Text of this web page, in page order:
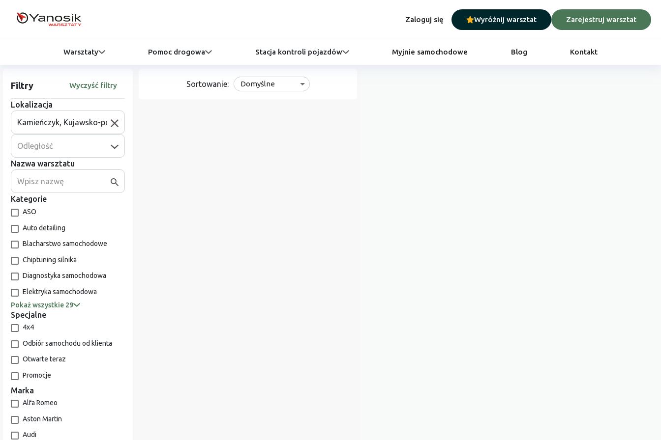
Zaloguj się Wyróżnij warsztat Zarejestruj warsztat
Warsztaty Pomoc drogowa Stacja kontroli pojazdów Myjnie samochodowe Blog Kontakt
Filtry Wyczyść filtry
Lokalizacja
Odległość
Nazwa warsztatu
Kategorie
ASO
Auto detailing
Blacharstwo samochodowe
Chiptuning silnika
Diagnostyka samochodowa
Elektryka samochodowa
Pokaż wszystkie 29
Specjalne
4x4
Odbiór samochodu od klienta
Otwarte teraz
Promocje
Marka
Alfa Romeo
Aston Martin
Audi
Sortowanie: Domyślne